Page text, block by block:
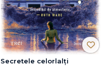
Secretele celorlalți